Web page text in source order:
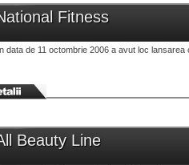
Fitness
data de 11 octombrie 2006 a avut loc
Beauty Line